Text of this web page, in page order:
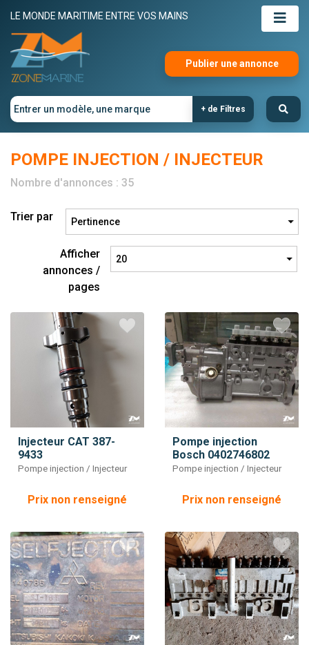
LE MONDE MARITIME ENTRE VOS MAINS
Publier une annonce
+ de Filtres
POMPE INJECTION / INJECTEUR
Nombre d'annonces : 35
Trier par
Afficher
annonces /
pages
Injecteur CAT 387-
9433
Pompe injection / Injecteur
Prix non renseigné
Pompe injection
Bosch 0402746802
Pompe injection / Injecteur
Prix non renseigné